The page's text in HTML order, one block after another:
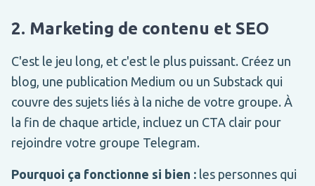
2. Marketing de contenu et SEO
C'est le jeu long, et c'est le plus puissant. Créez un
blog, une publication Medium ou un Substack qui
couvre des sujets liés à la niche de votre groupe. À
la fin de chaque article, incluez un CTA clair pour
rejoindre votre groupe Telegram.
Pourquoi ça fonctionne si bien : les personnes qui